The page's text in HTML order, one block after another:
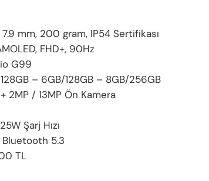
7.9 mm, 200 gram, IP54 Sertifikası
FHD+, 90Hz
G99
– 6GB/128GB – 8GB/256GB
2MP / 13MP Ön Kamera
Şarj Hızı
Bluetooth 5.3
TL